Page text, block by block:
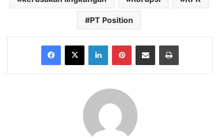
PT Position
Facebook
X LinkedInPinterestShare via Email Print